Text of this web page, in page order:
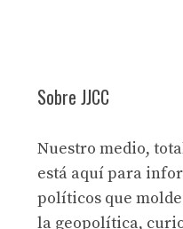
Sobre JJCC
Nuestro medio,
está aquí para
políticos que
la geopolítica,